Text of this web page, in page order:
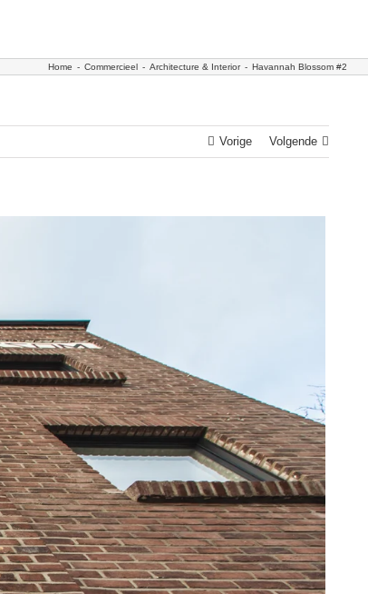
Home - Commercieel - Architecture & Interior - Havannah Blossom #2
Vorige Volgende